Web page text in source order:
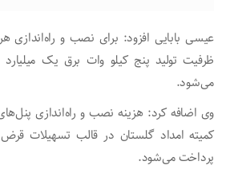
عیسی بابایی افزود: برای نصب و راه‌اندازی
می‌شود.
وی اضافه کرد: هزینه نصب و راه‌اندازی
کمیته امداد گلستان در قالب تسهیلات
پرداخت می‌شود.